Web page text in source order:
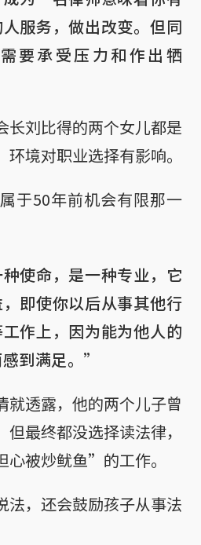
服务，做出改变。但同
要承受压力和作出牺
长刘比得的两个女儿都是
境对职业选择有影响。
于50年前机会有限那一
使命，是一种专业，它
即使你以后从事其他行
作上，因为能为他人的
到满足。”
就透露，他的两个儿子曾
最终都没选择读法律，
被炒鱿鱼”的工作。
法，还会鼓励孩子从事法